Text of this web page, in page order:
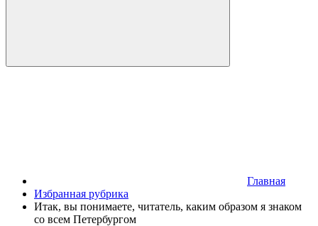
Главная
Избранная рубрика
Итак, вы понимаете, читатель, каким образом я знаком
со всем Петербургом